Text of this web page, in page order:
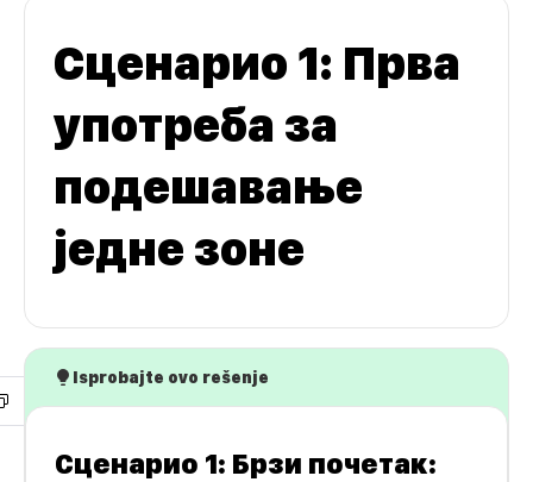
Сценарио 1: Прва
употреба за
подешавање
једне зоне
Isprobajte ovo rešenje
Сценарио 1: Брзи почетак: